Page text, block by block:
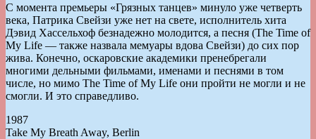
С момента премьеры «Грязных танцев» минуло уже четверть
века, Патрика Свейзи уже нет на свете, исполнитель хита
Дэвид Хассельхоф безнадежно молодится, а песня (The Time of
My Life — также назвала мемуары вдова Свейзи) до сих пор
жива. Конечно, оскаровские академики пренебрегали
многими дельными фильмами, именами и песнями в том
числе, но мимо The Time of My Life они пройти не могли и не
смогли. И это справедливо.
1987
Take My Breath Away, Berlin